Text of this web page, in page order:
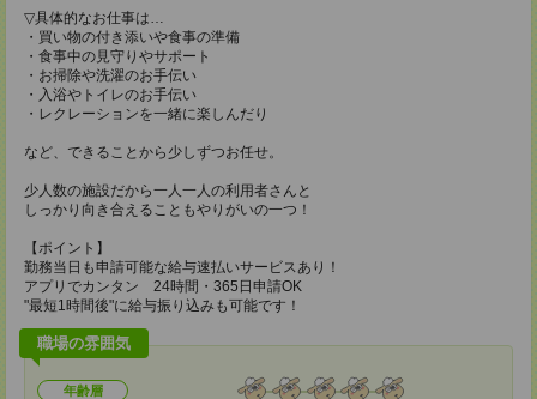
▽具体的なお仕事は…
・買い物の付き添いや食事の準備
・食事中の見守りやサポート
・お掃除や洗濯のお手伝い
・入浴やトイレのお手伝い
・レクレーションを一緒に楽しんだり
など、できることから少しずつお任せ。
少人数の施設だから一人一人の利用者さんと
しっかり向き合えることもやりがいの一つ！
【ポイント】
勤務当日も申請可能な給与速払いサービスあり！
アプリでカンタン 24時間・365日申請OK
"最短1時間後"に給与振り込みも可能です！
職場の雰囲気
年齢層